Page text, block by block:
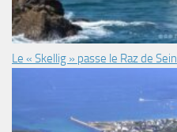
Le « Skellig » passe le Raz de Sein